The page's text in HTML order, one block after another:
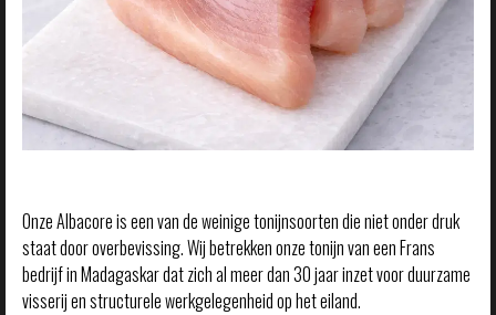
Onze Albacore is een van de weinige tonijnsoorten die niet onder druk
staat door overbevissing. Wij betrekken onze tonijn van een Frans
bedrijf in Madagaskar dat zich al meer dan 30 jaar inzet voor duurzame
visserij en structurele werkgelegenheid op het eiland.